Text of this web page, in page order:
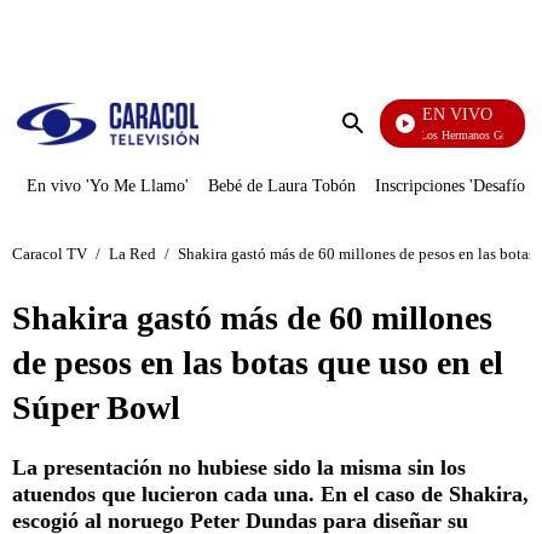
Enviar
EN VIVO
Cuentos De Los Hermanos Grimm
En vivo 'Yo Me Llamo' Bebé de Laura Tobón Inscripciones 'Desafío'
Caracol TV / La Red / Shakira gastó más de 60 millones de pesos en las
Shakira gastó más de 60 millones
de pesos en las botas que uso en el
Súper Bowl
La presentación no hubiese sido la misma sin los
atuendos que lucieron cada una. En el caso de Shakira,
escogió al noruego Peter Dundas para diseñar su